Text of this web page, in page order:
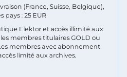
(France, Suisse, Belgique),
pays : 25 EUR
Elektor et accès illimité aux
membres titulaires GOLD ou
membres avec abonnement
limité aux archives.